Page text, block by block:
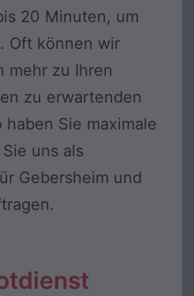
20 Minuten, um
Oft können wir
mehr zu Ihren
zu erwartenden
haben Sie maximale
uns als
Gebersheim und